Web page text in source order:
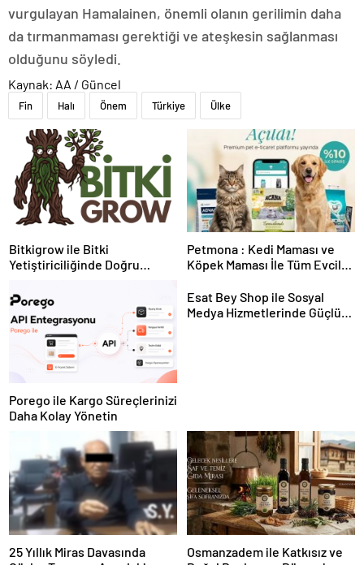
vurgulayan Hamalainen, önemli olanın gerilimin daha
da tırmanmaması gerektiği ve ateşkesin sağlanması
olduğunu söyledi.
Kaynak: AA / Güncel
Fin Halı Önem Türkiye Ülke
Bitkigrow ile Bitki
Yetiştiriciliğinde Doğru
Petmona : Kedi Maması ve
Köpek Maması İle Tüm Evcil
Porego ile Kargo Süreçlerinizi
Daha Kolay Yönetin
Esat Bey Shop ile Sosyal
Medya Hizmetlerinde Güçlü
25 Yıllık Miras Davasında
Osmanzadem ile Katkısız ve